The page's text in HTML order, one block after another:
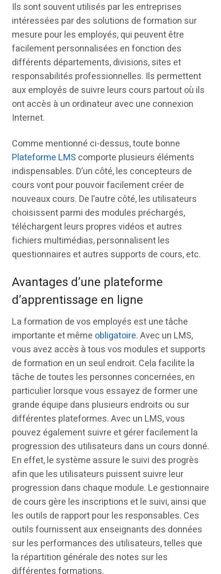
Ils sont souvent utilisés par les entreprises
intéressées par des solutions de formation sur
mesure pour les employés, qui peuvent être
facilement personnalisées en fonction des
différents départements, divisions, sites et
responsabilités professionnelles. Ils permettent
aux employés de suivre leurs cours partout où ils
ont accès à un ordinateur avec une connexion
Internet.
Comme mentionné ci-dessus, toute bonne
Plateforme LMS comporte plusieurs éléments
indispensables. D’un côté, les concepteurs de
cours vont pour pouvoir facilement créer de
nouveaux cours. De l’autre côté, les utilisateurs
choisissent parmi des modules préchargés,
téléchargent leurs propres vidéos et autres
fichiers multimédias, personnalisent les
questionnaires et autres supports de cours, etc.
Avantages d’une plateforme
d’apprentissage en ligne
La formation de vos employés est une tâche
importante et même obligatoire. Avec un LMS,
vous avez accès à tous vos modules et supports
de formation en un seul endroit. Cela facilite la
tâche de toutes les personnes concernées, en
particulier lorsque vous essayez de former une
grande équipe dans plusieurs endroits ou sur
différentes plateformes. Avec un LMS, vous
pouvez également suivre et gérer facilement la
progression des utilisateurs dans un cours donné.
En effet, le système assure le suivi des progrès
afin que les utilisateurs puissent suivre leur
progression dans chaque module. Le gestionnaire
de cours gère les inscriptions et le suivi, ainsi que
les outils de rapport pour les responsables. Ces
outils fournissent aux enseignants des données
sur les performances des utilisateurs, telles que
la répartition générale des notes sur les
différentes formations.